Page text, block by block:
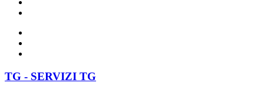
TG - SERVIZI TG